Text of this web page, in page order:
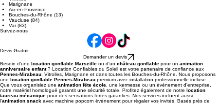
Secteurs d'intervention
Les Pennes-Mirabeau
Marseille
Vitrolles
Marignane
Var (83)
Devis Gratuit
Demander un devis
Besoin d'une
location gonflable Marseilleou d'unchâteau gonflablepour unanimation
anniversaire enfant ? Location Gonflables du Soleil est votre partenaire de confiance aux
Pennes-Mirabeau , Vitrolles, Marignane et dans toutes les Bouches-du-Rhône. Nous proposons